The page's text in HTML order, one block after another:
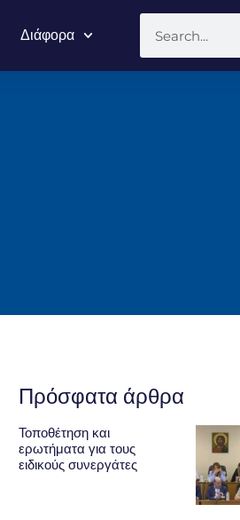
Διάφορα
Πρόσφατα άρθρα
Τοποθέτηση και
ερωτήματα για τους
ειδικούς συνεργάτες